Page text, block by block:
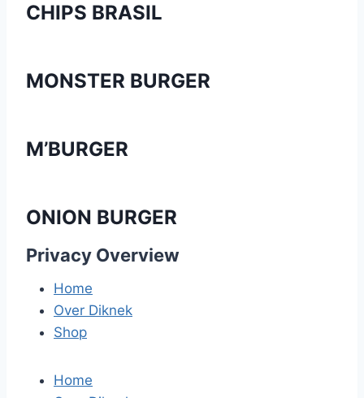
CHIPS BRASIL
MONSTER BURGER
M’BURGER
ONION BURGER
Privacy Overview
Home
Over Diknek
Shop
Home